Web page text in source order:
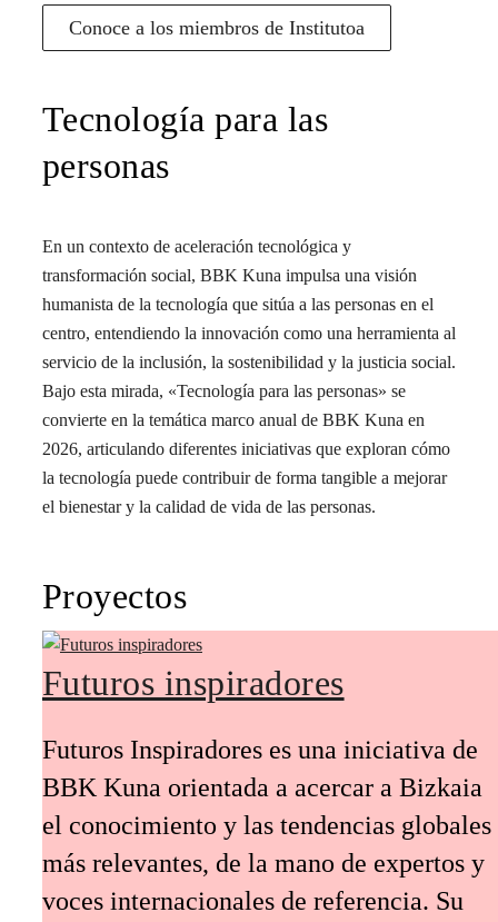
Conoce a los miembros de Institutoa
Tecnología para las
personas
En un contexto de aceleración tecnológica y
transformación social, BBK Kuna impulsa una visión
humanista de la tecnología que sitúa a las personas en el
centro, entendiendo la innovación como una herramienta al
servicio de la inclusión, la sostenibilidad y la justicia social.
Bajo esta mirada, «Tecnología para las personas» se
convierte en la temática marco anual de BBK Kuna en
2026, articulando diferentes iniciativas que exploran cómo
la tecnología puede contribuir de forma tangible a mejorar
el bienestar y la calidad de vida de las personas.
Proyectos
Futuros inspiradores
Futuros Inspiradores es una iniciativa de
BBK Kuna orientada a acercar a Bizkaia
el conocimiento y las tendencias globales
más relevantes, de la mano de expertos y
voces internacionales de referencia. Su